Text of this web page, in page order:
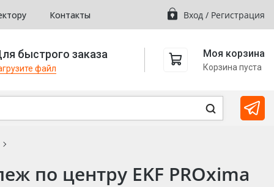
Контакты Вход / Регистрация
быстрого заказа
файл
Моя корзина
Корзина пуста
по центру EKF PROxima